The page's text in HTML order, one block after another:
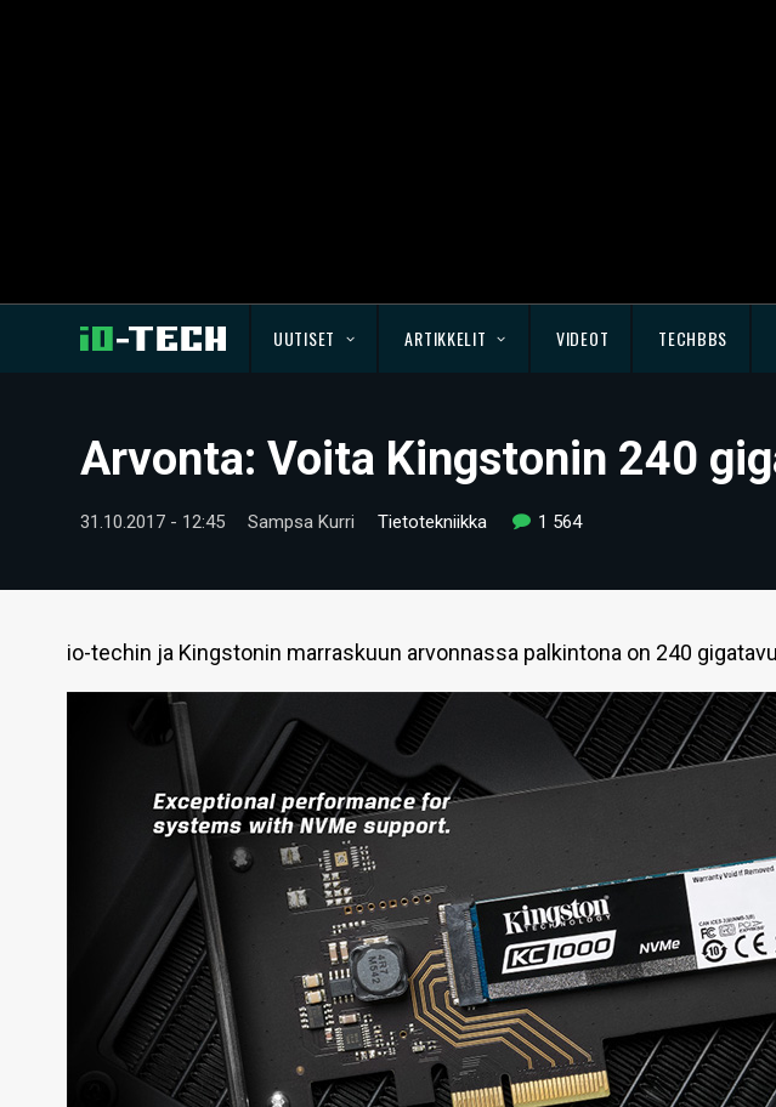
UUTISET ARTIKKELIT VIDEOT TECHBBS
Arvonta: Voita Kingstonin 240
31.10.2017 - 12:45 Sampsa Kurri Tietotekniikka 1 564
io-techin ja Kingstonin marraskuun arvonnassa palkintona on 240